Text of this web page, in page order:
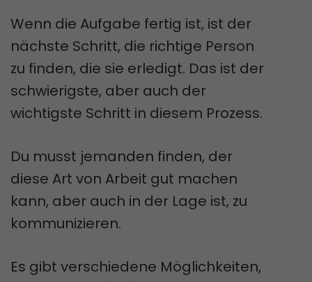
Wenn die Aufgabe fertig ist, ist der
nächste Schritt, die richtige Person
zu finden, die sie erledigt. Das ist der
schwierigste, aber auch der
wichtigste Schritt in diesem Prozess.
Du musst jemanden finden, der
diese Art von Arbeit gut machen
kann, aber auch in der Lage ist, zu
kommunizieren.
Es gibt verschiedene Möglichkeiten,